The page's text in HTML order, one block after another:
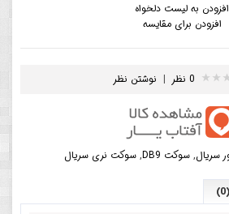
افزودن به لیست دلخواه
افزودن برای مقایسه
0 نظر | نوشتن نظر
سریال, سوکت DB9 , سوکت نری سریال